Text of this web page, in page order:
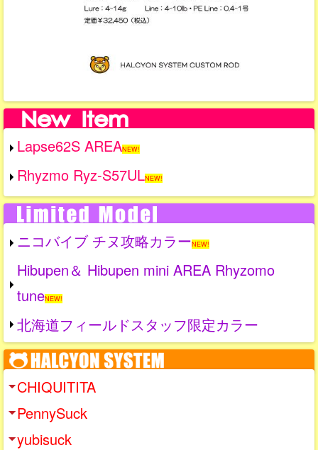
Lapse62S AREANEW!
Rhyzmo Ryz-S57ULNEW!
ニコバイブ チヌ攻略カラーNEW!
Hibupen＆ Hibupen mini AREA Rhyzomo
tuneNEW!
北海道フィールドスタッフ限定カラー
CHIQUITITA
PennySuck
yubisuck